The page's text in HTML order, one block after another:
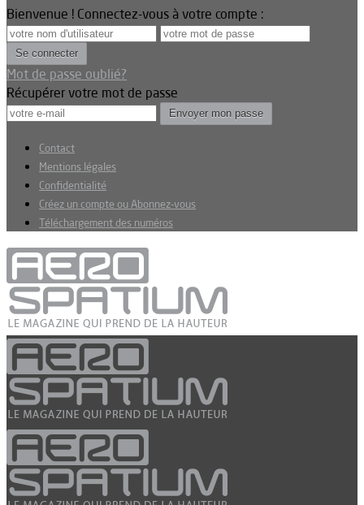
Bienvenue ! Connectez-vous à votre compte :
Mot de passe oublié?
Récupérer votre mot de passe
Contact
Mentions légales
Confidentialité
Créez un compte ou Abonnez-vous
Téléchargement des numéros